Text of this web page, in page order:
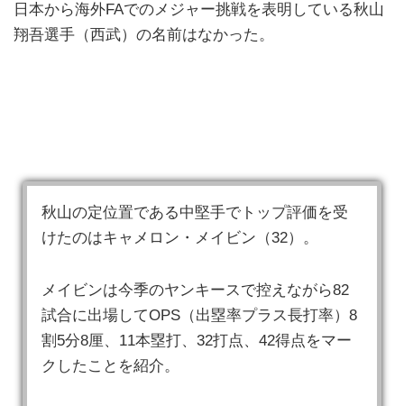
日本から海外FAでのメジャー挑戦を表明している秋山
翔吾選手（西武）の名前はなかった。
秋山の定位置である中堅手でトップ評価を受
けたのはキャメロン・メイビン（32）。
メイビンは今季のヤンキースで控えながら82
試合に出場してOPS（出塁率プラス長打率）8
割5分8厘、11本塁打、32打点、42得点をマー
クしたことを紹介。